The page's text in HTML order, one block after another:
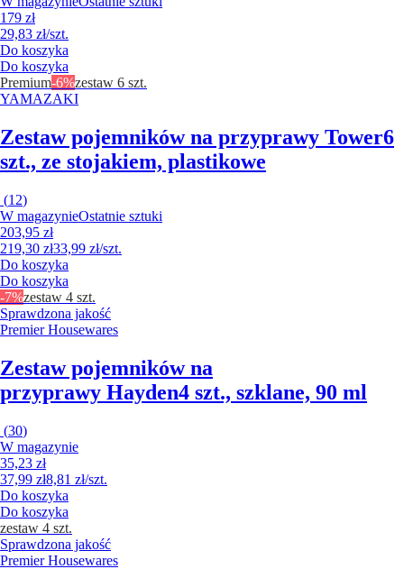
179 zł
29,83 zł/szt.
Do koszyka
Do koszyka
Premium-6%zestaw 6 szt.
YAMAZAKI
Zestaw pojemników na przyprawy Tower6
szt., ze stojakiem, plastikowe
(12)
W magazynieOstatnie sztuki
203,95 zł
219,30 zł33,99 zł/szt.
Do koszyka
Do koszyka
-7%zestaw 4 szt.
Sprawdzona jakość
Premier Housewares
Zestaw pojemników na
przyprawy Hayden4 szt., szklane, 90 ml
(30)
W magazynie
35,23 zł
37,99 zł8,81 zł/szt.
Do koszyka
Do koszyka
zestaw 4 szt.
Sprawdzona jakość
Premier Housewares